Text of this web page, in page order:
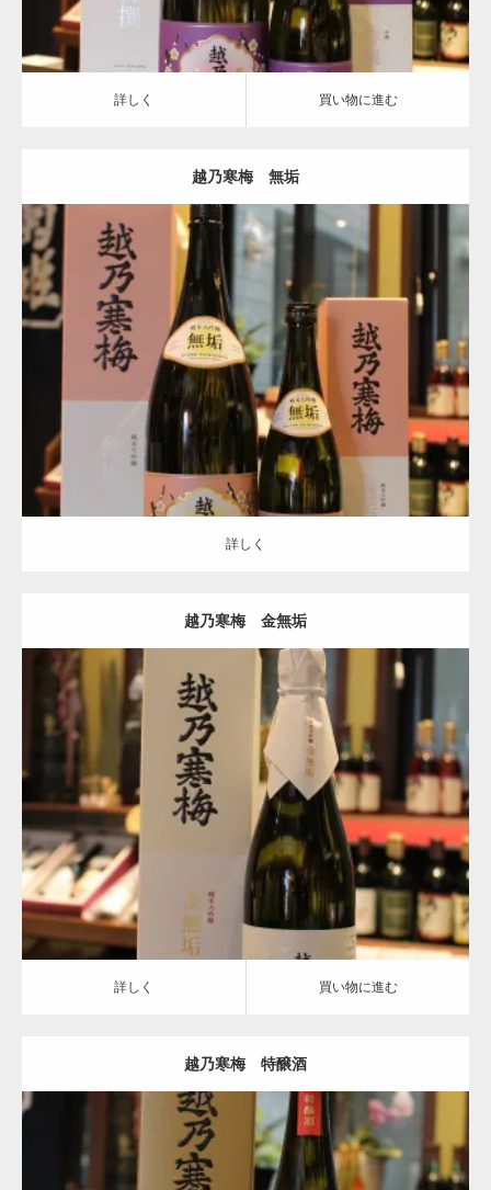
詳しく 買い物に進む
越乃寒梅 無垢
越乃寒梅
詳しく
詳しく
越乃寒梅 金無垢
越乃寒梅
詳しく 買い物に進む
詳しく 買い物に進む
越乃寒梅 特醸酒